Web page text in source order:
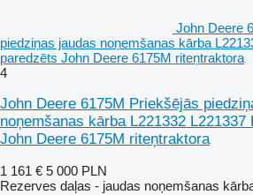
John Deere
piedziņas jaudas noņemšanas kārba
paredzēts John Deere 6175M riteņtraktora
4
John Deere 6175M Priekšējās
noņemšanas kārba L221332 L221337
John Deere 6175M riteņtraktora
1 161 € 5 000 PLN
Rezerves daļas - jaudas noņemšanas